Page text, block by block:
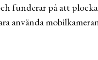
funderar på att
använda
foton från min vardag